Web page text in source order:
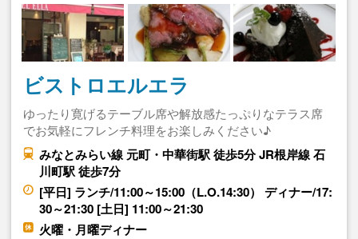
ビストロエルエラ
ゆったり寛げるテーブル席や解放感たっぷりなテラス席
でお気軽にフレンチ料理をお楽しみください♪
みなとみらい線 元町・中華街駅 徒歩5分 JR根岸線 石
川町駅 徒歩7分
[平日] ランチ/11:00～15:00（L.O.14:30） ディナー/17:
30～21:30 [土日] 11:00～21:30
火曜・月曜ディナー